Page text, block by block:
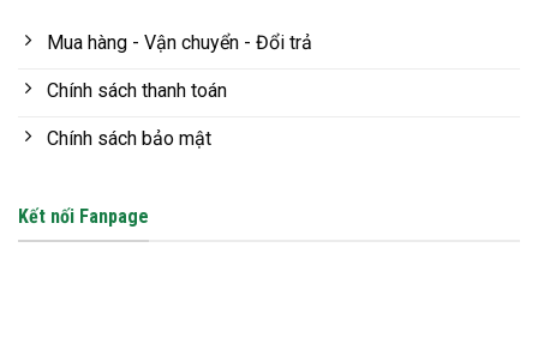
Mua hàng - Vận chuyển - Đổi trả
Chính sách thanh toán
Chính sách bảo mật
Kết nối Fanpage